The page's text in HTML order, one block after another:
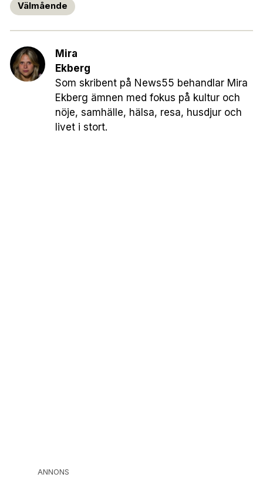
Välmående
Mira
Ekberg
Som skribent på News55 behandlar Mira
Ekberg ämnen med fokus på kultur och
nöje, samhälle, hälsa, resa, husdjur och
livet i stort.
ANNONS